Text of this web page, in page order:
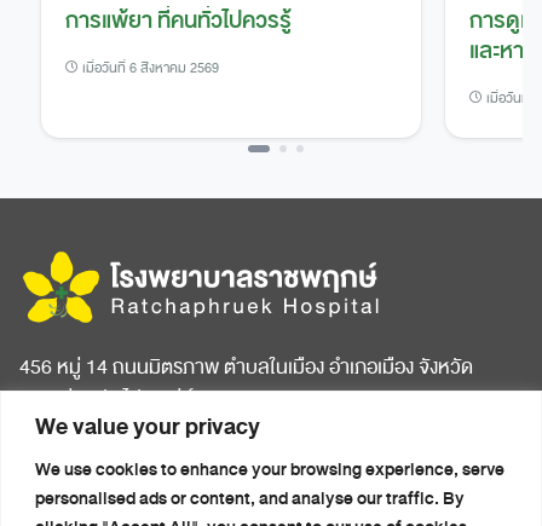
We value your privacy
We use cookies to enhance your browsing experience, serve
personalised ads or content, and analyse our traffic. By
การแพ้ยา ที่คนทั่วไปควรรู้
เมื่อวันที่ 6 สิงหาคม 2569
การดูแ
และหาย
เมื่อวันที่
456 หมู่ 14 ถนนมิตรภาพ ตำบลในเมือง อำเภอเมือง จังหวัด
ขอนแก่น รหัสไปรษณีย์ 40000
หน้าแรก
เกี่ยวกับโรงพยาบาล
บทความสุขภาพ
ข่าวประชาสัมพันธ์